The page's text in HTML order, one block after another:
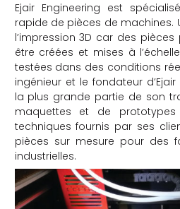
Ejair Engineering est
rapide de pièces de machines.
l’impression 3D car des
être créées et mises à
testées dans des conditions
ingénieur et le fondateur
la plus grande partie de son
maquettes et de
techniques fournis par ses
pièces sur mesure pour des
industrielles.